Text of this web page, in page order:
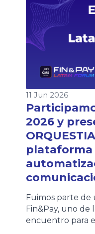
personas ya
[…]
11 Jun 2026
2026 y
plataforma
Fuimos parte de
Fin&Pay, uno de
encuentro para